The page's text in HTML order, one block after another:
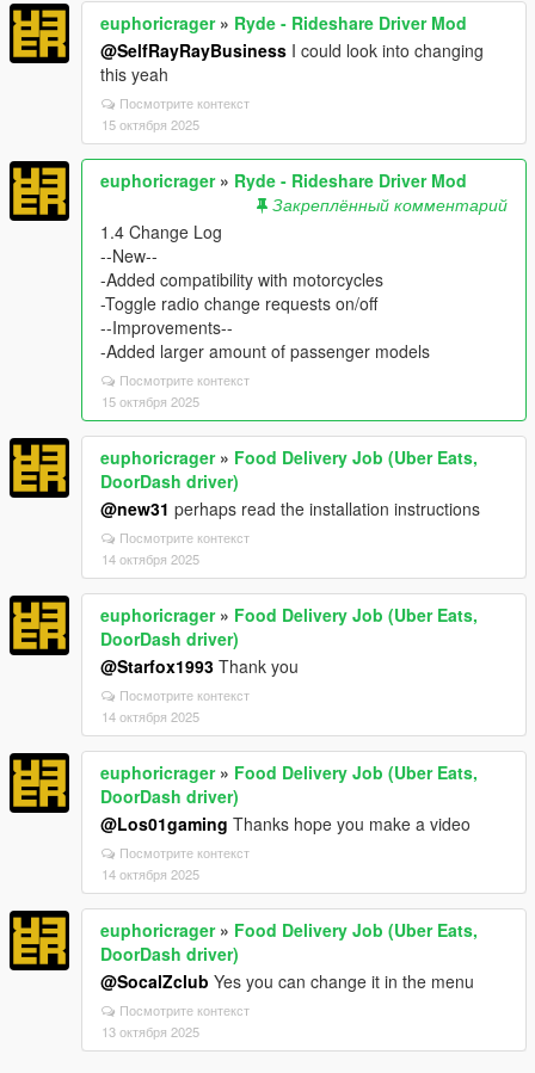
euphoricrager» Ryde - Rideshare Driver Mod
@SelfRayRayBusiness I could look into changing
this yeah
Посмотрите контекст
15 октября 2025
euphoricrager» Ryde - Rideshare Driver Mod
Закреплённый комментарий
1.4 Change Log
--New--
-Added compatibility with motorcycles
-Toggle radio change requests on/off
--Improvements--
-Added larger amount of passenger models
Посмотрите контекст
15 октября 2025
euphoricrager» Food Delivery Job (Uber Eats,
DoorDash driver)
@new31 perhaps read the installation instructions
Посмотрите контекст
14 октября 2025
euphoricrager» Food Delivery Job (Uber Eats,
DoorDash driver)
@Starfox1993 Thank you
Посмотрите контекст
14 октября 2025
euphoricrager» Food Delivery Job (Uber Eats,
DoorDash driver)
@Los01gaming Thanks hope you make a video
Посмотрите контекст
14 октября 2025
euphoricrager» Food Delivery Job (Uber Eats,
DoorDash driver)
@SocalZclub Yes you can change it in the menu
Посмотрите контекст
13 октября 2025